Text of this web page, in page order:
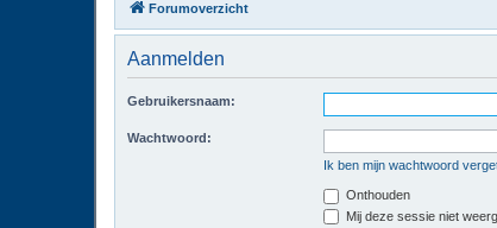
Forumoverzicht
Aanmelden
Gebruikersnaam:
Wachtwoord:
Ik ben mijn wachtwoord
Onthouden
Mij deze sessie niet